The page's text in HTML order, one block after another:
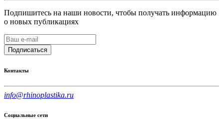
Подпишитесь на наши новости, чтобы получать информацию
о новых публикациях
Подписаться
Контакты
info@rhinoplastika.ru
Социальные сети